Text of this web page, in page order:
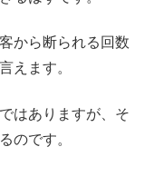
から断られる回数
えます。
はありますが、そ
のです。